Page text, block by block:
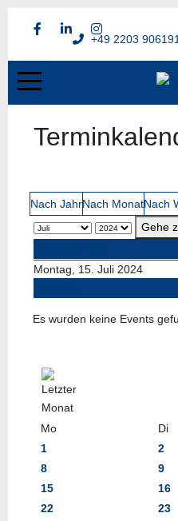
+49 2203
Nach JahrNach MonatNach
Gehe
Montag, 15. Juli 2024
Es wurden keine Events
Mo Di
1
2
8
9
15
16
22
23